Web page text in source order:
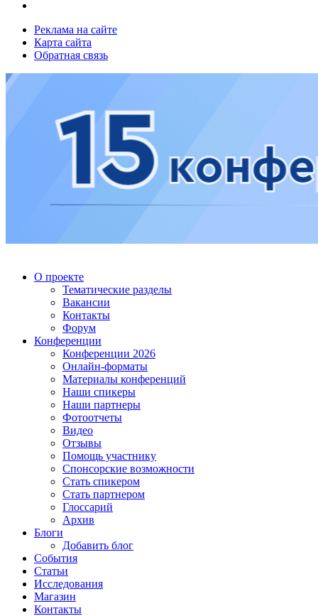
Реклама на сайте
Карта сайта
Обратная связь
О проекте
Тематические разделы
Вакансии
Контакты
Форум
Конференции
Конференции 2026
Онлайн-форматы
Материалы конференций
Наши спикеры
Наши партнеры
Фотоотчеты
Видео
Отзывы
Помощь участнику
Спонсорские возможности
Стать спикером
Стать партнером
Глоссарий
Архив
Блоги
Добавить блог
События
Статьи
Исследования
Магазин
Контакты